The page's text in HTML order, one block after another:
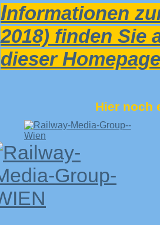
Informationen
2018) finden Sie
dieser
Hier noch